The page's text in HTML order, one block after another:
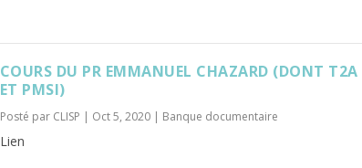
COURS DU PR EMMANUEL CHAZARD (DONT T2A
ET PMSI)
Posté par CLISP | Oct 5, 2020| Banque documentaire
Lien